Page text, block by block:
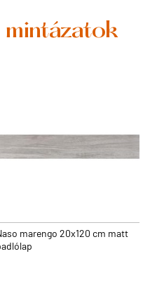
mintázatok
marengo 20x120 cm matt